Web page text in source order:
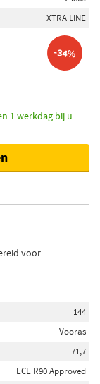
XTRA LINE
-34%
1 werkdag bij u
voor
144
Vooras
71,7
ECE R90 Approved